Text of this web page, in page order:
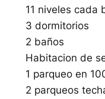
11 niveles cada
3 dormitorios
2 baños
Habitacion de
1 parqueo en
2 parqueos